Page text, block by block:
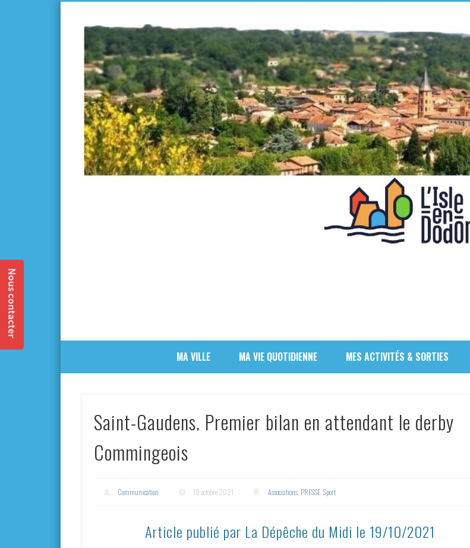
MA VILLE MA VIE QUOTIDIENNE MES ACTIVITÉS & SORTIES
Saint-Gaudens. Premier bilan en attendant le derby
Commingeois
Communication 19 octobre 2021 Associations PRESSE ,Sport
Article publié par La Dépêche du Midi le 19/10/2021